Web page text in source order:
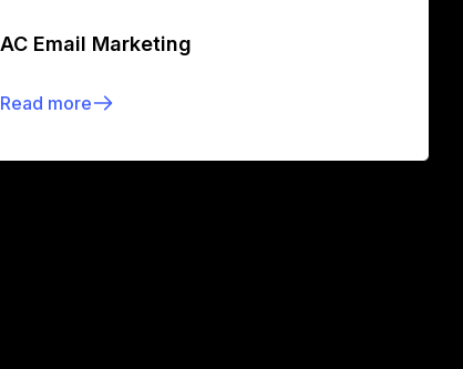
AC Email Marketing
Read more